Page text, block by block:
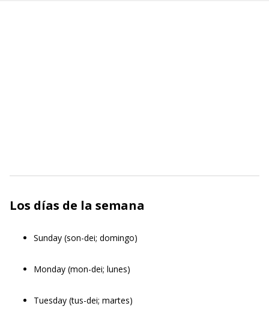
Los días de la semana
Sunday (son-dei; domingo)
Monday (mon-dei; lunes)
Tuesday (tus-dei; martes)